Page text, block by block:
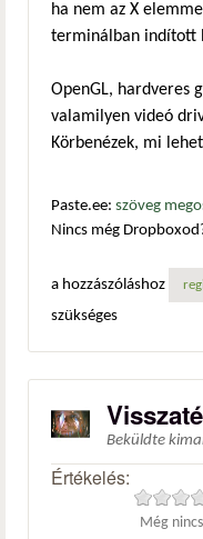
ha nem az X
terminálban indított
OpenGL, hardveres
valamilyen videó
Körbenézek, mi
Paste.ee: szöveg
Nincs még
a hozzászóláshoz
szükséges
Beküldte
Értékelés:
Még